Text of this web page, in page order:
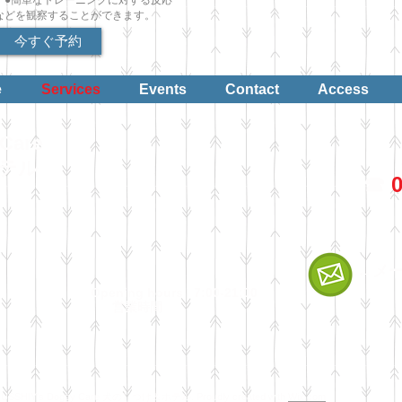
どを観察することができます。
今すぐ予約
Services Events Contact Access
ル
Opening hours 7:00-21:00
営業時間
☎︎
←メ
Doggy Care 犬のしつけ＆ホテル. Proudly created with Wix.com